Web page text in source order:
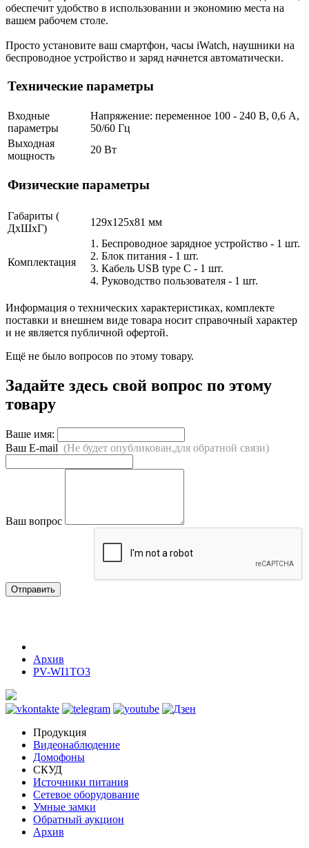
обеспечит удобство в использовании и экономию места на
вашем рабочем столе.
Просто установите ваш смартфон, часы iWatch, наушники на
беспроводное устройство и заряд начнется автоматически.
Технические параметры
Входные
параметры
Напряжение: переменное 100 - 240 В, 0,6 A,
50/60 Гц
Выходная
мощность
20 Вт
Физические параметры
Габариты (
ДхШхГ)
129x125x81 мм
Комплектация
1. Беспроводное зарядное устройство - 1 шт.
2. Блок питания - 1 шт.
3. Кабель USB type C - 1 шт.
4. Руководство пользователя - 1 шт.
Информация о технических характеристиках, комплекте
поставки и внешнем виде товара носит справочный характер
и не является публичной офертой.
Ещё не было вопросов по этому товару.
Задайте здесь свой вопрос по этому
товару
Ваше имя:
Ваш E-mail (Не будет опубликован,для обратной связи)
Ваш вопрос
Отправить
Архив
PV-WI1TO3
Продукция
Видеонаблюдение
Домофоны
СКУД
Источники питания
Сетевое оборудование
Умные замки
Обратный аукцион
Архив